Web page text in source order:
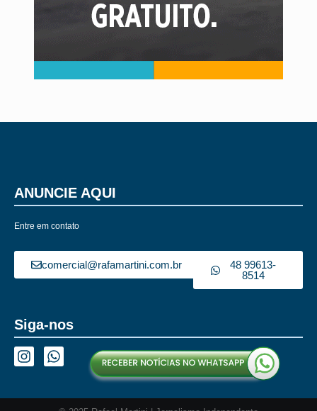
ANUNCIE AQUI
Entre em contato
comercial@rafamartini.com.br
48 99613-
8514
Siga-nos